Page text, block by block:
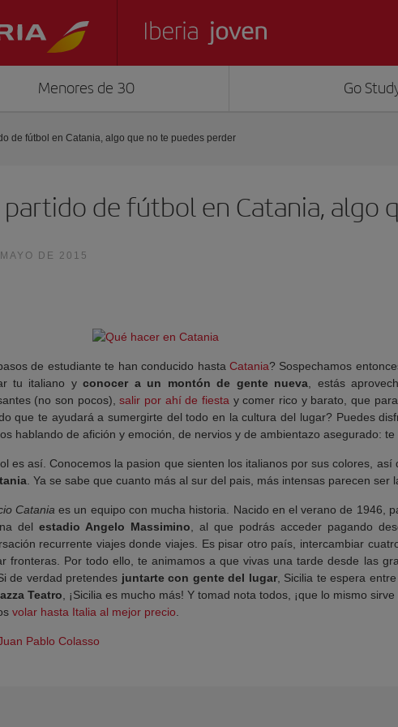
Menores de 30 Go
de fútbol en Catania, algo que no te puedes perder
partido de fútbol en Catania, algo
DE 2015
de estudiante te han conducido hasta Catania? Sospechamos
tu italiano yconocer a un montón de gente nueva , estás
(no son pocos),salir por ahí de fiesta y comer rico y barato, que
que te ayudará a sumergirte del todo en la cultura del lugar? Puedes
hablando de afición y emoción, de nervios y de ambientazo asegurado:
es así. Conocemos la pasion que sienten los italianos por sus colores,
. Ya se sabe que cuanto más al sur del pais, más intensas parecen
Catania es un equipo con mucha historia. Nacido en el verano de 1946,
del estadio Angelo Massimino , al que podrás acceder pagando
recurrente viajes donde viajes. Es pisar otro país, intercambiar
fronteras. Por todo ello, te animamos a que vivas una tarde desde las
de verdad pretendes juntarte con gente del lugar, Sicilia te espera
Teatro , ¡Sicilia es mucho más! Y tomad nota todos, ¡que lo mismo
volar hasta Italia al mejor precio
Pablo Colasso